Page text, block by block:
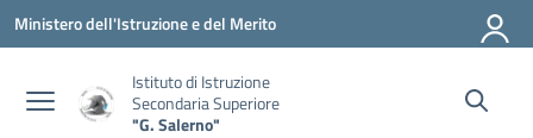
Vai ai contenuti
Vai al menu di navigazione
Vai al footer
Ministero dell'Istruzione e del Merito
Istituto di Istruzione
Secondaria Superiore
"G. Salerno"